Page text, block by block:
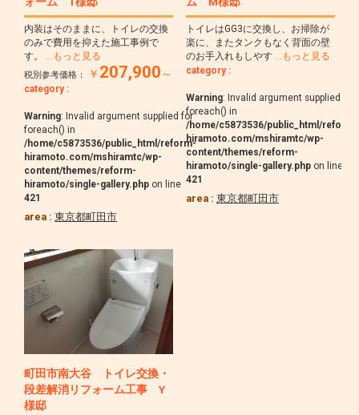
内装はそのままに、トイレの交換
のみで費用を抑えた施工事例で
す。 …もっと見る
税別参考価格： ￥ 207,900 ～
category :
Warning: Invalid argument supplied for
foreach() in
/home/c5873536/public_html/reform-
hiramoto.com/mshiramtc/wp-
content/themes/reform-
hiramoto/single-gallery.php on line
421
area :東京都町田市
トイレはGG3に交換し、お掃除が
楽に、またタンクもなく背面の壁
のお手入れもしやす …もっと見る
category :
Warning: Invalid argument supplied for
foreach() in
/home/c5873536/public_html/reform-
hiramoto.com/mshiramtc/wp-
content/themes/reform-
hiramoto/single-gallery.php on line
421
area :東京都町田市
町田市南大谷 トイレ交換・
段差解消リフォーム工事 Y
様邸